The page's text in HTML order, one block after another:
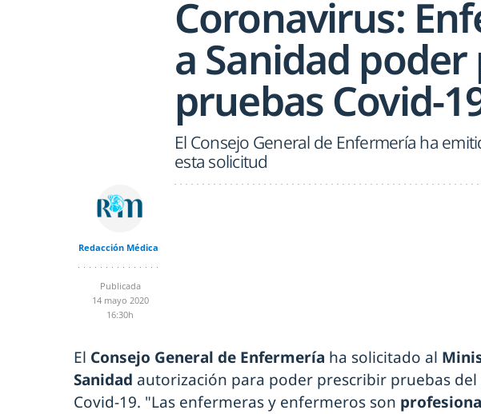
Coronavirus:
a Sanidad
pruebas Covid-
El Consejo General de Enfermería ha
esta solicitud
Redacción Médica
Publicada
14 mayo 2020
16:30h
El Consejo General de Enfermería ha solicitado al
Sanidad autorización para poder prescribir pruebas
Covid-19. "Las enfermeras y enfermeros son